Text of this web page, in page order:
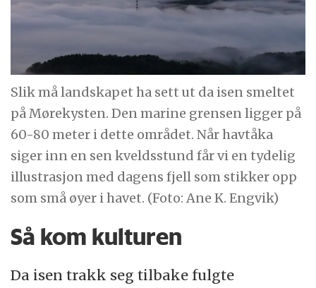
Slik må landskapet ha sett ut da isen smeltet
på Mørekysten. Den marine grensen ligger på
60-80 meter i dette området. Når havtåka
siger inn en sen kveldsstund får vi en tydelig
illustrasjon med dagens fjell som stikker opp
som små øyer i havet. (Foto: Ane K. Engvik)
Så kom kulturen
Da isen trakk seg tilbake fulgte